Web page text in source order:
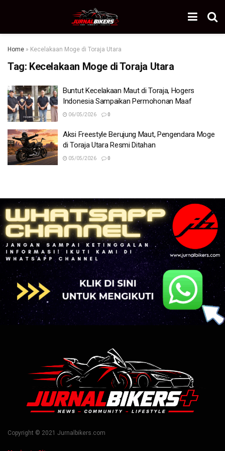
Home » Kecelakaan Moge di Toraja Utara
Tag: Kecelakaan Moge di Toraja Utara
Buntut Kecelakaan Maut di Toraja, Hogers
Indonesia Sampaikan Permohonan Maaf
06/05/2026 0
Aksi Freestyle Berujung Maut, Pengendara Moge
di Toraja Utara Resmi Ditahan
05/05/2026 0
Copyright © 2021 Jurnalbikers.com